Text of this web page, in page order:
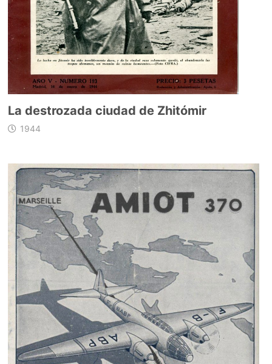
La destrozada ciudad de Zhitómir
1944